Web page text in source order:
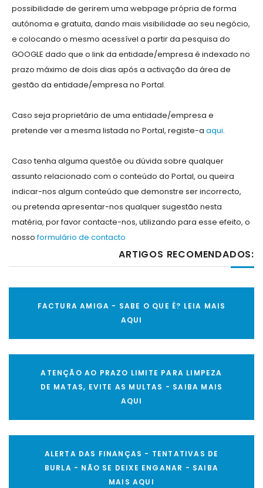
possibilidade de gerirem uma webpage própria de forma
autónoma e gratuita, dando mais visibilidade ao seu negócio,
e colocando o mesmo acessível a partir da pesquisa do
GOOGLE dado que o link da entidade/empresa é indexado no
prazo máximo de dois dias após a activação da área de
gestão da entidade/empresa no Portal.
Caso seja proprietário de uma entidade/empresa e
pretende ver a mesma listada no Portal, registe-a aqui.
Caso tenha alguma questõe ou dúvida sobre qualquer
assunto relacionado com o conteúdo do Portal, ou queira
indicar-nos algum conteúdo que demonstre ser incorrecto,
ou pretenda apresentar-nos qualquer sugestão nesta
matéria, por favor contacte-nos, utilizando para esse efeito, o
nossoformulário de contacto
ARTIGOS RECOMENDADOS:
FACTURA AMIGA - SABE O QUE É? LEIA MAIS
AQUI
ATENÇÃO AO PRAZO LIMITE PARA LIMPEZA
DE MATAS, EVITE AS MULTAS - SAIBA MAIS
AQUI
ALERTA DAS FINANÇAS - TENTATIVAS DE
BURLA - NÃO SE DEIXE ENGANAR - SAIBA
MAIS AQUI